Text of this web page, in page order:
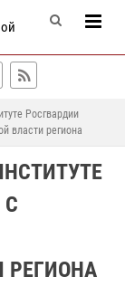
Росгвардии
власти региона
С
РЕГИОНА